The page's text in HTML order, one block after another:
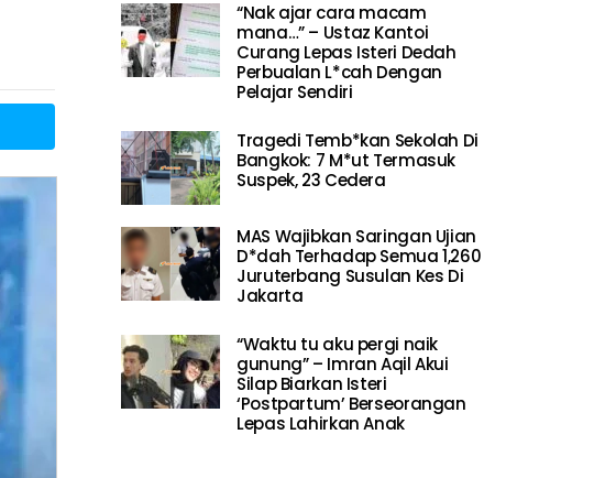
“Nak ajar cara macam
mana…” – Ustaz Kantoi
Curang Lepas Isteri Dedah
Perbualan L*cah Dengan
Pelajar Sendiri
Tragedi Temb*kan Sekolah Di
Bangkok: 7 M*ut Termasuk
Suspek, 23 Cedera
MAS Wajibkan Saringan Ujian
D*dah Terhadap Semua 1,260
Juruterbang Susulan Kes Di
Jakarta
“Waktu tu aku pergi naik
gunung” – Imran Aqil Akui
Silap Biarkan Isteri
‘Postpartum’ Berseorangan
Lepas Lahirkan Anak